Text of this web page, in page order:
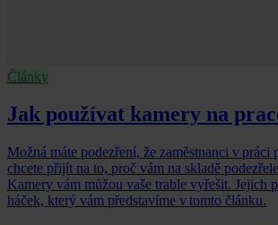
Články
Jak používat kamery na
Možná máte podezření, že zaměstnanci v práci
chcete přijít na to, proč vám na skladě
Kamery vám můžou vaše trable vyřešit. Jejich
háček, který vám představíme v tomto článku.